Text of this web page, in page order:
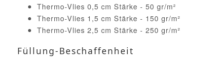
Thermo-Vlies 0,5 cm Stärke - 50 gr/m²
Thermo-Vlies 1,5 cm Stärke - 150 gr/m²
Thermo-Vlies 2,5 cm Stärke - 250 gr/m²
Füllung-Beschaffenheit